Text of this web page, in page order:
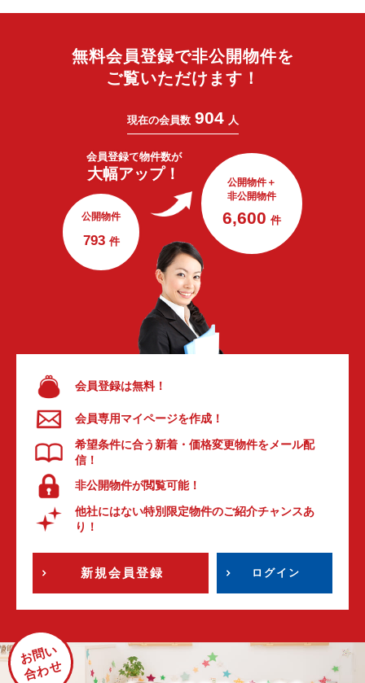
無料会員登録で非公開物件を
ご覧いただけます！
現在の会員数 904 人
会員登録で物件数が
大幅アップ！
公開物件
793 件
公開物件＋
非公開物件
6,600 件
会員登録は無料！
会員専用マイページを作成！
希望条件に合う新着・価格変更物件をメール配
信！
非公開物件が閲覧可能！
他社にはない特別限定物件のご紹介チャンスあ
り！
新規会員登録 ログイン
お問い
合わせ